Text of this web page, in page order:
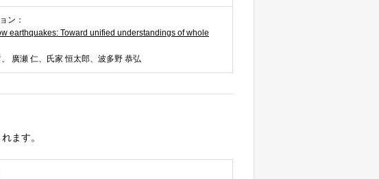
ン：
earthquakes: Toward unified understandings of whole
廣瀬 仁、氏家 恒太郎、波多野 恭弘
ます。